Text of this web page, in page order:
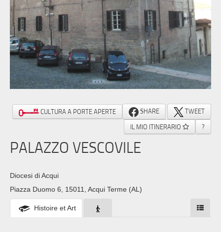
CULTURA A PORTE APERTE SHARE
TWEET
IL MIO ITINERARIO
?
PALAZZO VESCOVILE
Diocesi di Acqui
Piazza Duomo 6, 15011, Acqui Terme (AL)
Histoire et Art